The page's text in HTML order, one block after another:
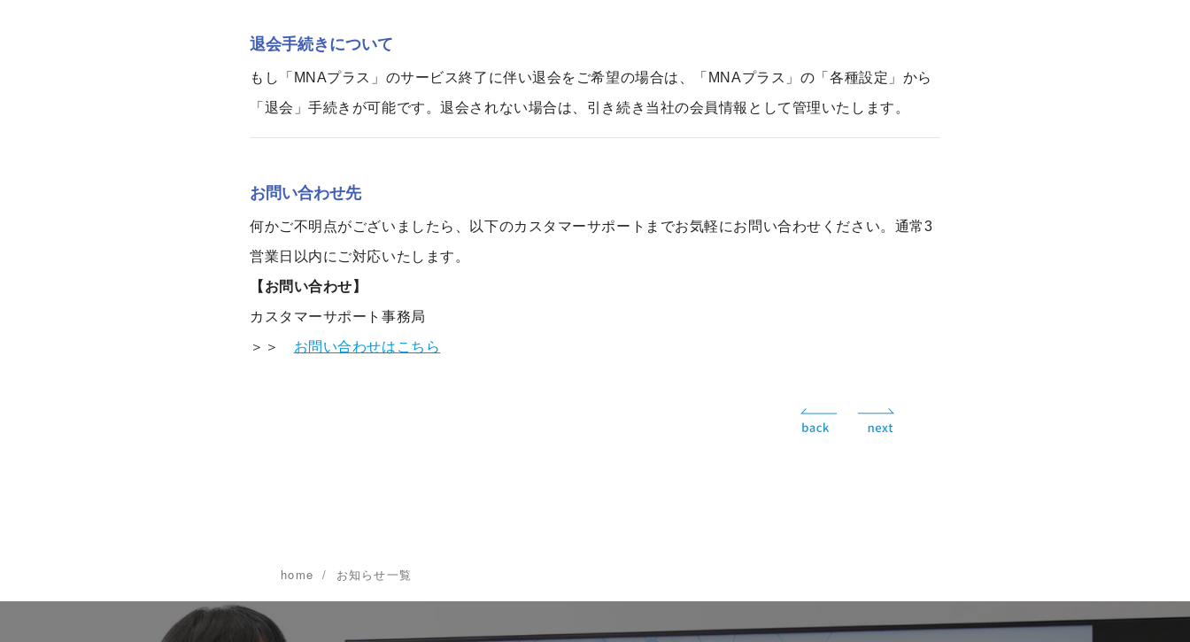
退会手続きについて
もし「MNAプラス」のサービス終了に伴い退会をご希望の場合は、「MNAプラス」の「各種設定」から
「退会」手続きが可能です。退会されない場合は、引き続き当社の会員情報として管理いたします。
お問い合わせ先
何かご不明点がございましたら、以下のカスタマーサポートまでお気軽にお問い合わせください。通常3
営業日以内にご対応いたします。
【お問い合わせ】
カスタマーサポート事務局
＞＞ お問い合わせはこちら
home お知らせ一覧